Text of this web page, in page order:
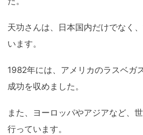
天功さんは、日本国内だけでなく
います。
1982年には、アメリカのラスベガ
成功を収めました。
また、ヨーロッパやアジアなど、
行っています。